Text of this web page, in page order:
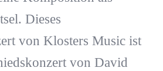
Dieses
von Klosters Music ist
von David